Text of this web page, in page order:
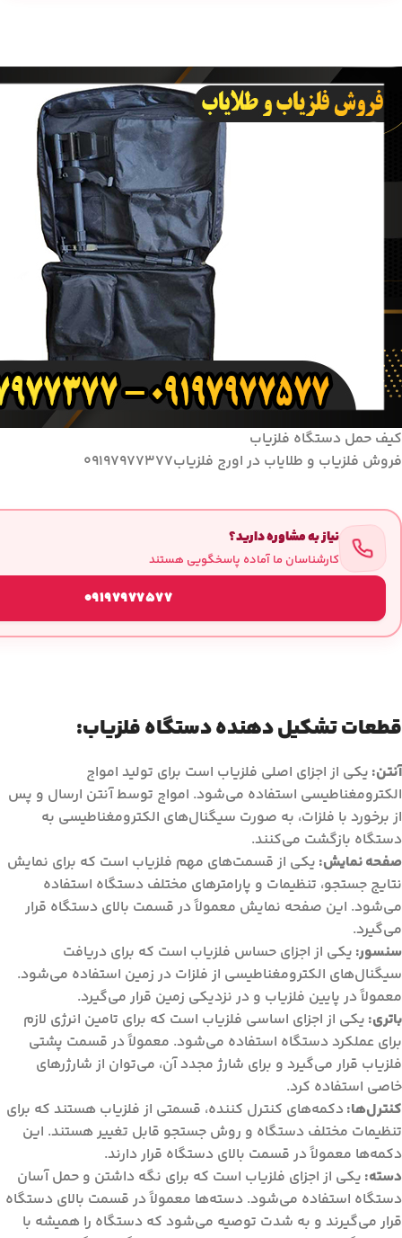
کیف حمل دستگاه فلزیاب
فروش فلزیاب و طلایاب در اورج فلزیاب۰۹۱۹۷۹۷۷۳۷۷
نیاز به مشاوره دارید؟
کارشناسان ما آماده پاسخگویی هستند
09197977577
قطعات تشکیل دهنده دستگاه فلزیاب:
آنتن: یکی از اجزای اصلی فلزیاب است برای تولید امواج
الکترومغناطیسی استفاده می‌شود. امواج توسط آنتن ارسال و پس
از برخورد با فلزات، به صورت سیگنال‌های الکترومغناطیسی به
دستگاه بازگشت می‌کنند.
صفحه نمایش: یکی از قسمت‌های مهم فلزیاب است که برای نمایش
نتایج جستجو، تنظیمات و پارامترهای مختلف دستگاه استفاده
می‌شود. این صفحه نمایش معمولاً در قسمت بالای دستگاه قرار
می‌گیرد.
سنسور: یکی از اجزای حساس فلزیاب است که برای دریافت
سیگنال‌های الکترومغناطیسی از فلزات در زمین استفاده می‌شود.
معمولاً در پایین فلزیاب و در نزدیکی زمین قرار می‌گیرد.
باتری: یکی از اجزای اساسی فلزیاب است که برای تامین انرژی لازم
برای عملکرد دستگاه استفاده می‌شود. معمولاً در قسمت پشتی
فلزیاب قرار می‌گیرد و برای شارژ مجدد آن، می‌توان از شارژرهای
خاصی استفاده کرد.
کنترل‌ها:دکمه‌های کنترل کننده، قسمتی از فلزیاب هستند که برای
تنظیمات مختلف دستگاه و روش جستجو قابل تغییر هستند. این
دکمه‌ها معمولاً در قسمت بالای دستگاه قرار دارند.
دسته: یکی از اجزای فلزیاب است که برای نگه داشتن و حمل آسان
دستگاه استفاده می‌شود. دسته‌ها معمولاً در قسمت بالای دستگاه
قرار می‌گیرند و به شدت توصیه می‌شود که دستگاه را همیشه با